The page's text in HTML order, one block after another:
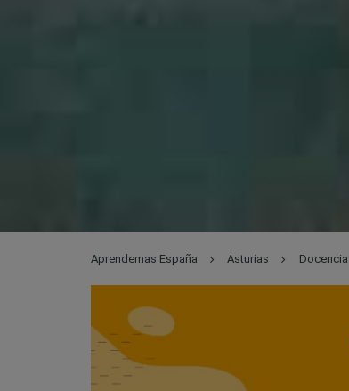
Aprendemas España Asturias Docencia